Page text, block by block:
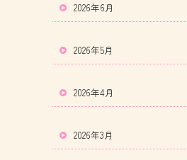
2026年6月
2026年5月
2026年4月
2026年3月